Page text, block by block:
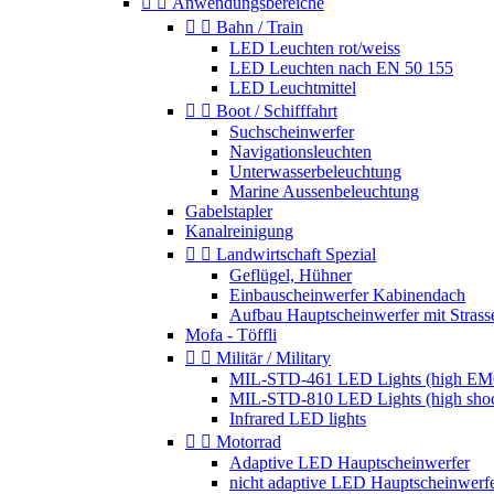
  Bahn / Train
LED Leuchten rot/weiss
LED Leuchten nach EN 50 155
LED Leuchtmittel
  Boot / Schifffahrt
Suchscheinwerfer
Navigationsleuchten
Unterwasserbeleuchtung
Marine Aussenbeleuchtung
Gabelstapler
Kanalreinigung
  Landwirtschaft Spezial
Geflügel, Hühner
Einbauscheinwerfer Kabinendach
Aufbau Hauptscheinwerfer mit
Mofa - Töffli
  Militär / Military
MIL-STD-461 LED Lights (high
MIL-STD-810 LED Lights (high
Infrared LED lights
  Motorrad
Adaptive LED Hauptscheinwerfer
nicht adaptive LED